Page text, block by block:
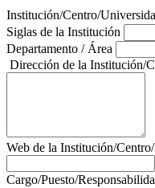
Institución/Centro/
Siglas de la Institución
Departamento / Área
Dirección de la Institución/
Web de la Institución/
Cargo/Puesto/